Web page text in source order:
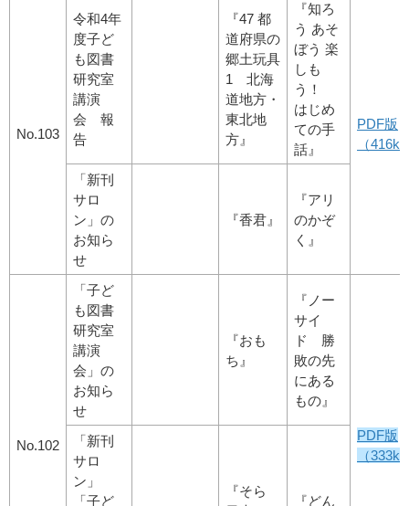
No.103
令和4年
度子ど
も図書
研究室
講演
会 報
告
『47 都
道府県の
郷土玩具
1 北海
道地方・
東北地
方』
『知ろ
う あそ
ぼう 楽
しも
う！
はじめ
ての手
話』
PDF版
（
「新刊
サロ
ン」の
お知ら
せ
『香君』
『アリ
のかぞ
く』
No.102
「子ど
も図書
研究室
講演
会」の
お知ら
せ
『おも
ち』
『ノー
サイ
ド 勝
敗の先
にある
もの』
PDF版
（
「新刊
サロ
ン」
「子ど
『そら
『どん